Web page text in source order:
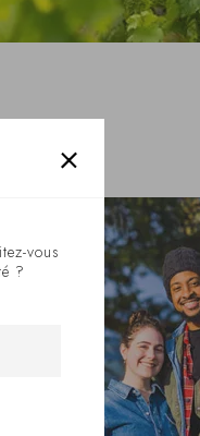
vous
?